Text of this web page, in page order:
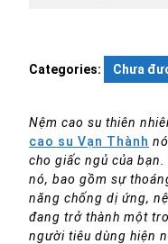
Categories: Chưa
Nệm cao su thiên
cao su Vạn Thành
cho giấc ngủ của
nó, bao gồm sự
năng chống dị ứng,
đang trở thành một
người tiêu dùng hiện